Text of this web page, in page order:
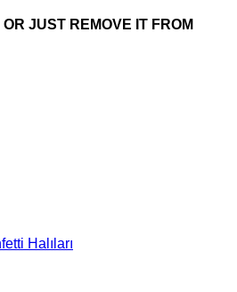
JUST REMOVE IT FROM